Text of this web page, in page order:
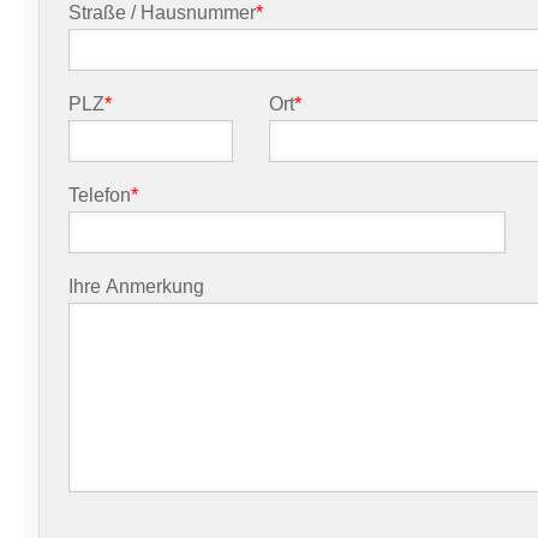
Straße / Hausnummer*
PLZ* Ort*
Telefon*
Ihre Anmerkung